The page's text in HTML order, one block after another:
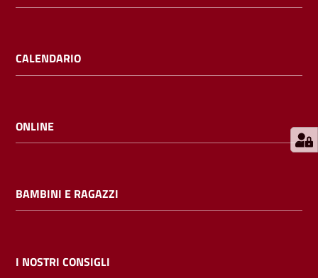
i
cataloghi
CALENDARIO
ONLINE
BAMBINI E RAGAZZI
I NOSTRI CONSIGLI